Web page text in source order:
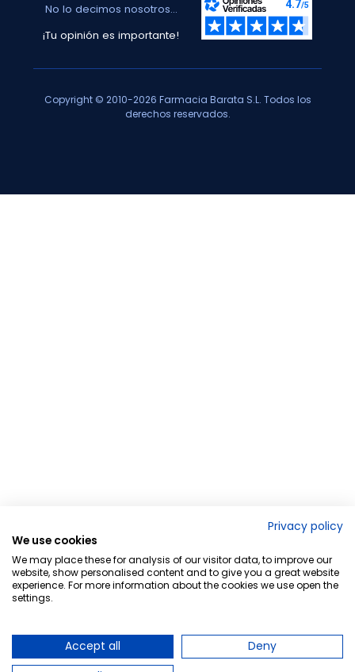
No lo decimos nosotros...
¡Tu opinión es importante!
Copyright © 2010-2026 Farmacia Barata S.L. Todos los
derechos reservados.
Privacy policy
We use cookies
We may place these for analysis of our visitor data, to improve our
website, show personalised content and to give you a great website
experience. For more information about the cookies we use open the
settings.
Accept all
Deny